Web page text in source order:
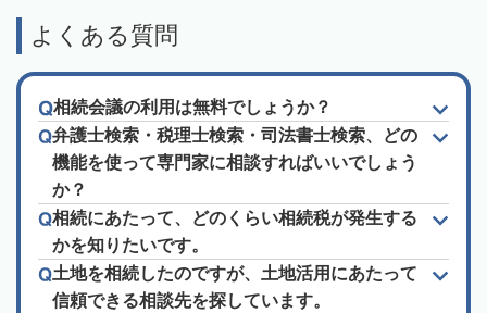
よくある質問
相続会議の利用は無料でしょうか？
弁護士検索・税理士検索・司法書士検索、どの
機能を使って専門家に相談すればいいでしょう
か？
相続にあたって、どのくらい相続税が発生する
かを知りたいです。
土地を相続したのですが、土地活用にあたって
信頼できる相談先を探しています。